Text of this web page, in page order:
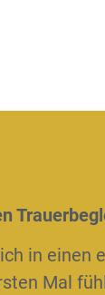
in einen
Mal